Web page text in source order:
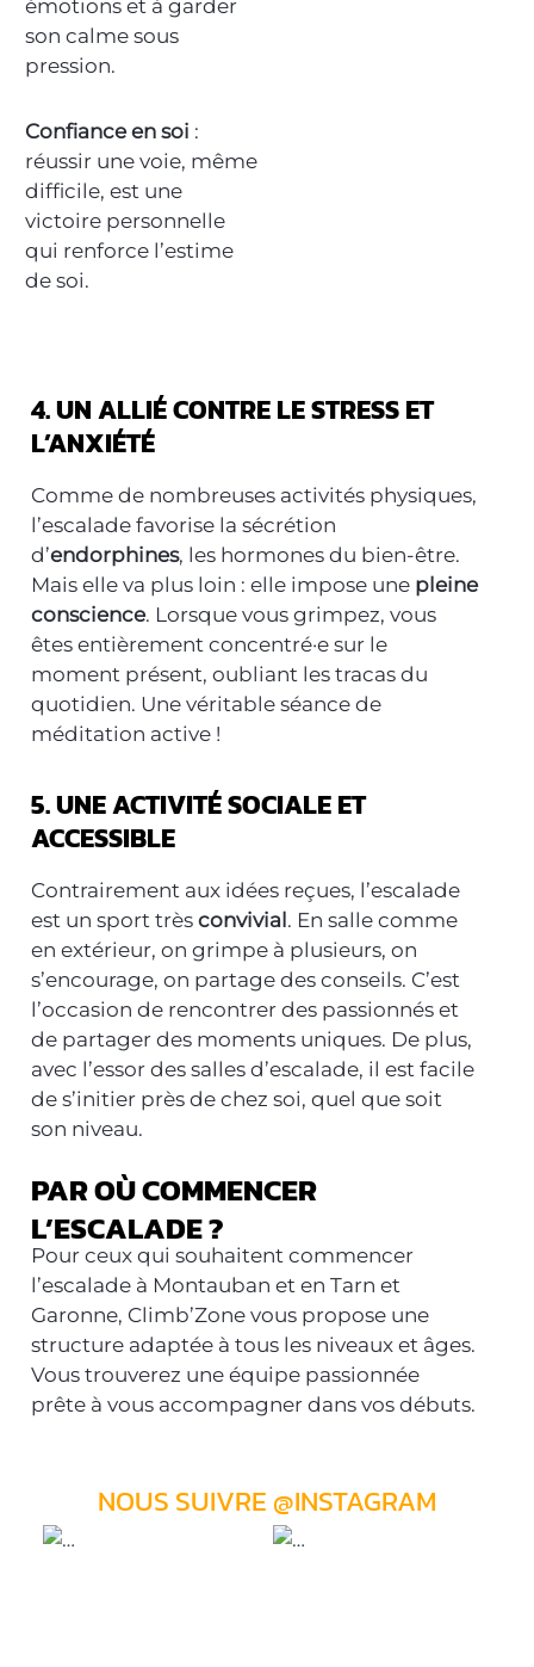
émotions et à garder
son calme sous
pression.
Confiance en soi :
réussir une voie, même
difficile, est une
victoire personnelle
qui renforce l’estime
de soi.
4. UN ALLIÉ CONTRE LE STRESS ET
L’ANXIÉTÉ
Comme de nombreuses activités physiques,
l’escalade favorise la sécrétion
d’endorphines, les hormones du bien-être.
Mais elle va plus loin : elle impose une pleine
conscience. Lorsque vous grimpez, vous
êtes entièrement concentré·e sur le
moment présent, oubliant les tracas du
quotidien. Une véritable séance de
méditation active !
5. UNE ACTIVITÉ SOCIALE ET
ACCESSIBLE
Contrairement aux idées reçues, l’escalade
est un sport trèsconvivial. En salle comme
en extérieur, on grimpe à plusieurs, on
s’encourage, on partage des conseils. C’est
l’occasion de rencontrer des passionnés et
de partager des moments uniques. De plus,
avec l’essor des salles d’escalade, il est facile
de s’initier près de chez soi, quel que soit
son niveau.
PAR OÙ COMMENCER
L’ESCALADE ?
Pour ceux qui souhaitent commencer
l’escalade à Montauban et en Tarn et
Garonne, Climb’Zone vous propose une
structure adaptée à tous les niveaux et âges.
Vous trouverez une équipe passionnée
prête à vous accompagner dans vos débuts.
NOUS SUIVRE @INSTAGRAM